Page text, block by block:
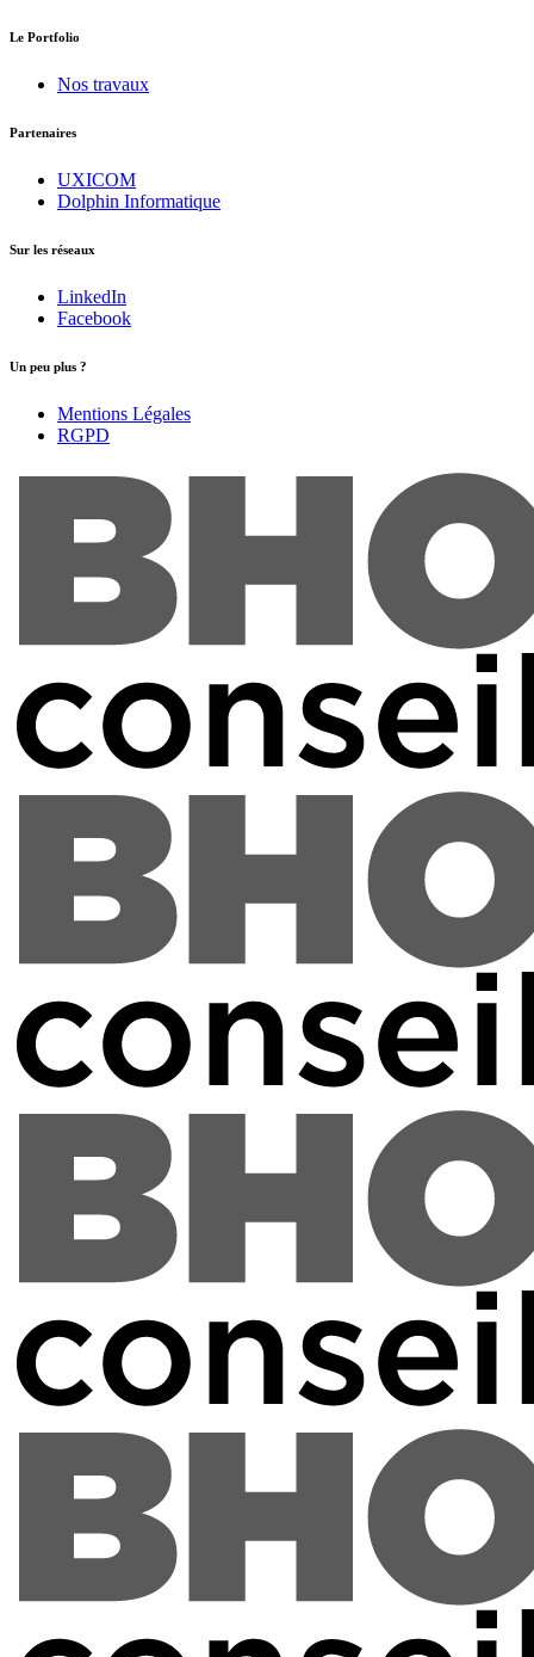
Le Portfolio
Nos travaux
Partenaires
UXICOM
Dolphin Informatique
Sur les réseaux
LinkedIn
Facebook
Un peu plus ?
Mentions Légales
RGPD